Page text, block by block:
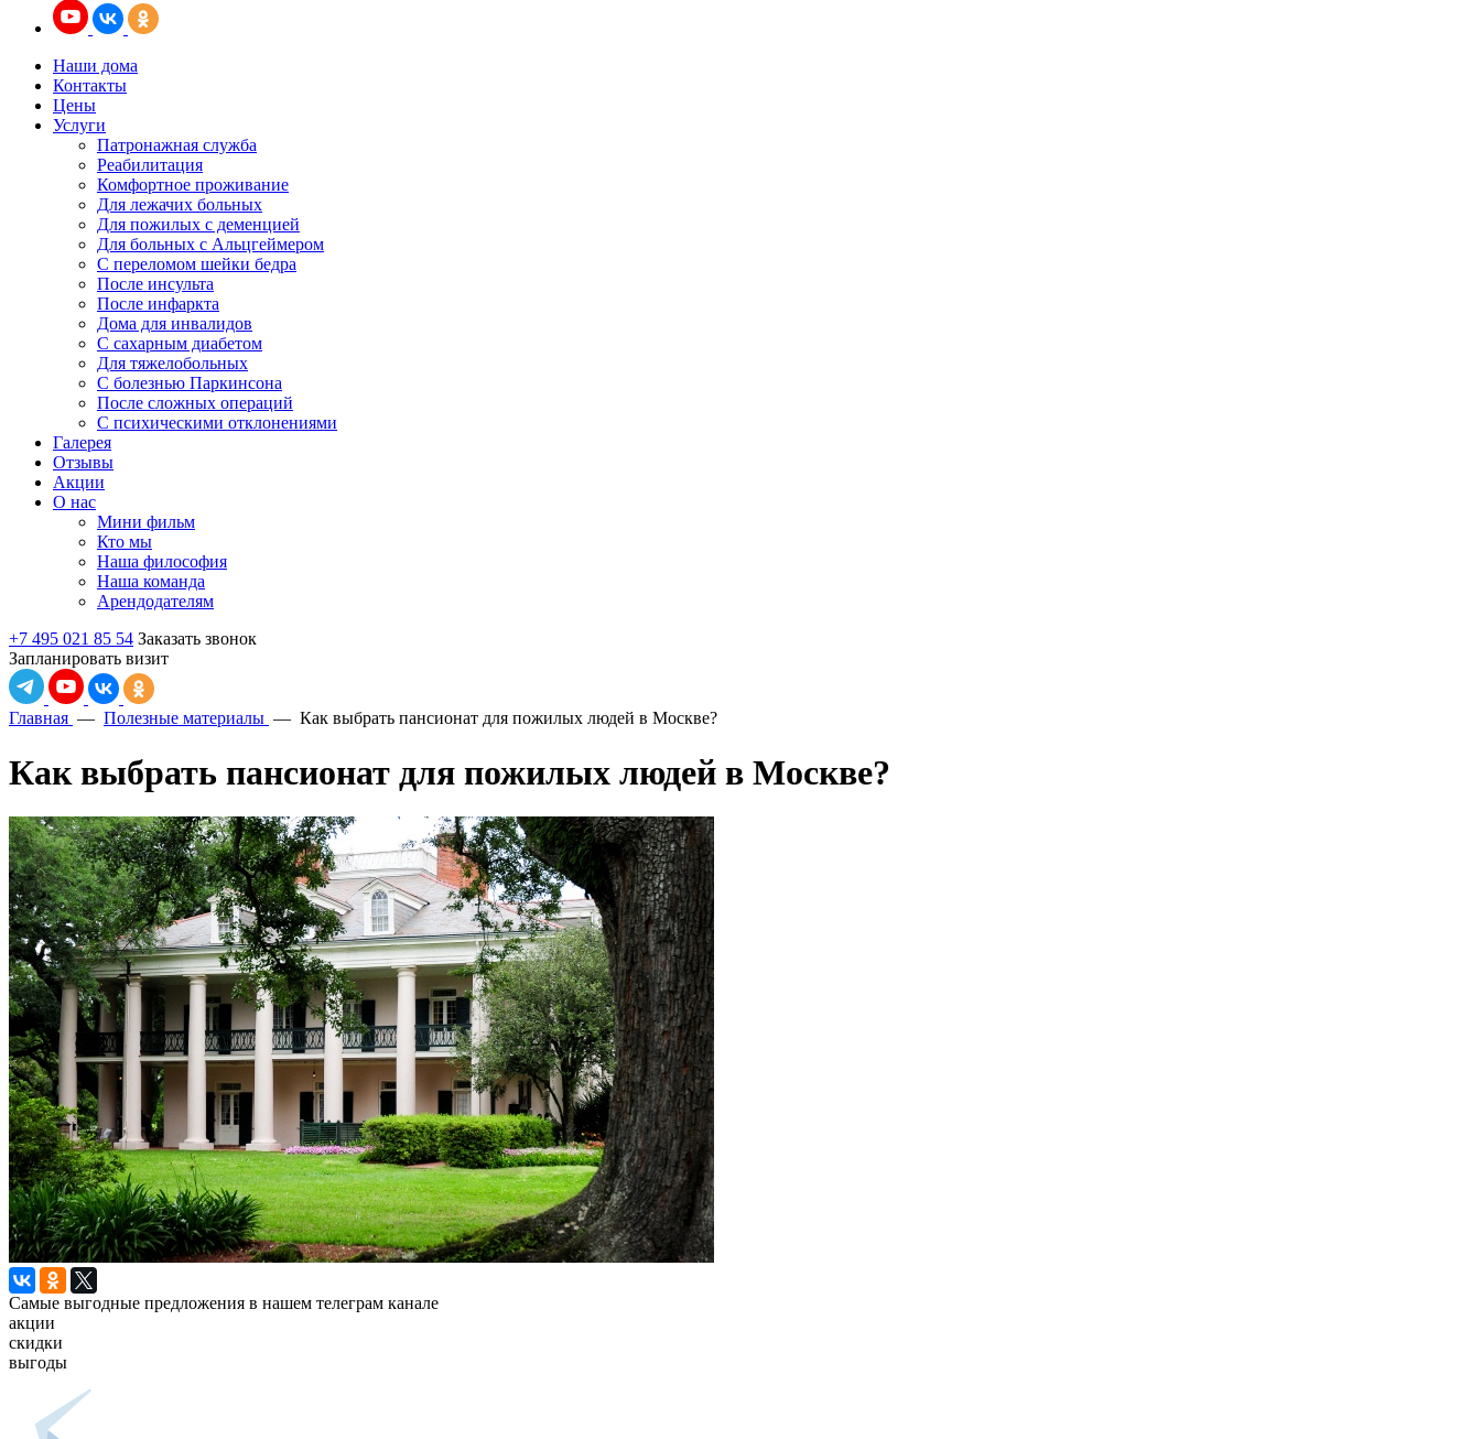
Наши дома
Контакты
Цены
Услуги
Патронажная служба
Реабилитация
Комфортное проживание
Для лежачих больных
Для пожилых с деменцией
Для больных с Альцгеймером
С переломом шейки бедра
После инсульта
После инфаркта
Дома для инвалидов
С сахарным диабетом
Для тяжелобольных
С болезнью Паркинсона
После сложных операций
С психическими отклонениями
Галерея
Отзывы
Акции
О нас
Мини фильм
Кто мы
Наша философия
Наша команда
Арендодателям
+7 495 021 85 54 Заказать звонок
Запланировать визит
Главная — Полезные материалы — Как выбрать пансионат для пожилых людей в Москве?
Как выбрать пансионат для пожилых людей в Москве?
Самые выгодные предложения в нашем телеграм канале
акции
скидки
выгоды